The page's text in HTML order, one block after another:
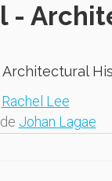
-
Architectural
Rachel Lee
Johan Lagae